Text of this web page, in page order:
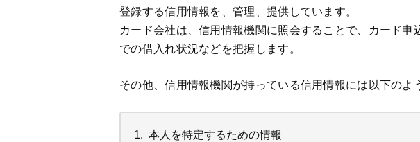
登録する信用情報を、管理、提供しています。
カード会社は、信用情報機関に照会することで、カード
での借入れ状況などを把握します。
その他、信用情報機関が持っている信用情報には以下のよ
本人を特定するための情報